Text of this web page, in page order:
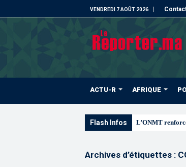
VENDREDI 7 AOÛT 2026
ACTU-R AFRIQUE
Flash Infos L’ONMT
Archives d’étiquettes :